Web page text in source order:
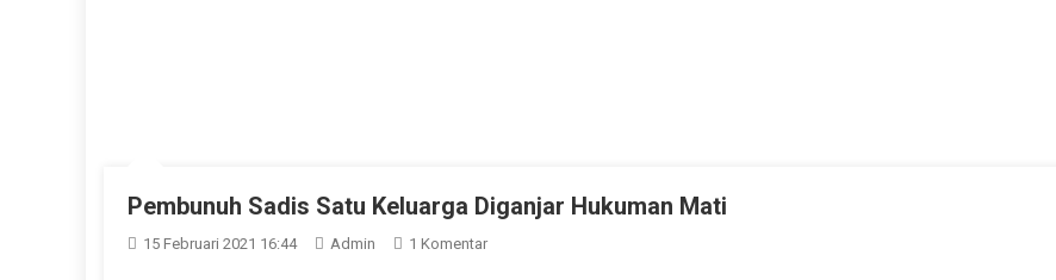
Pembunuh Sadis Satu Keluarga Diganjar Hukuman Mati
15 Februari 2021 16:44 Admin 1 KomentarPada